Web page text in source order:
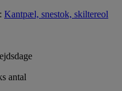
Kantpæl, snestok, skiltereol
antal